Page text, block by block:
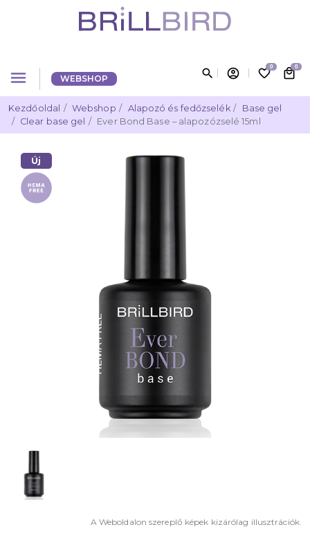
menu WEBSHOP search account_circle favorite_border0 local_mall0
Kezdőoldal Webshop Alapozó és fedőzselék
Base gel
Clear base gel
Ever Bond Base – alapozózselé 15ml
Új
A Weboldalon szereplő képek kizárólag illusztrációk.